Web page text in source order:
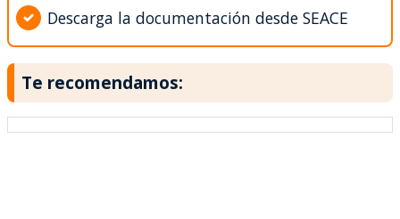
Descarga la documentación desde SEACE
Te recomendamos: